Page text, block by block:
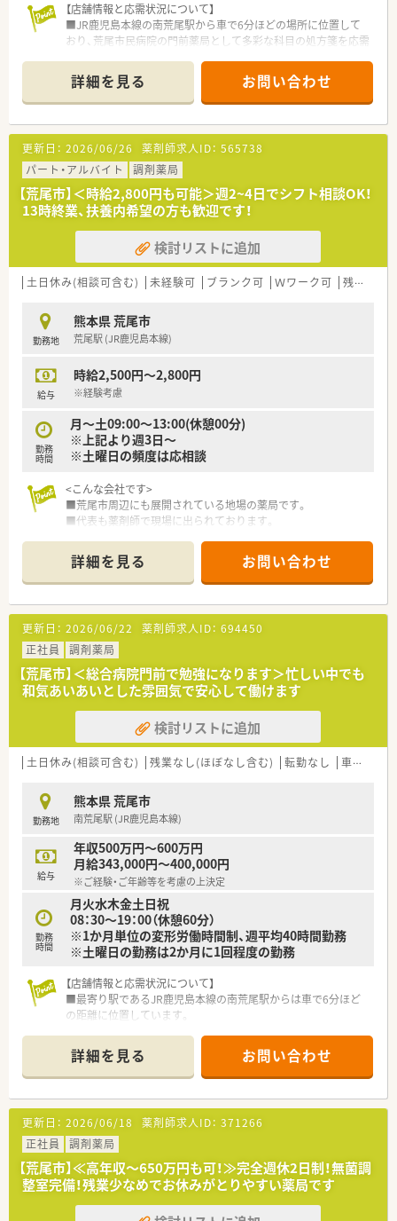
■新規オープン店舗の立ち上げに携わり、薬局運営の根幹を担っ
ていただきます。
■チームをまとめるリーダーシップを発揮し、薬局全体の質向上
に貢献していただきます。
強みです。
■全店舗のシフトと有給取得状況が公開され、社員全員が取得し
やすい雰囲気です。
■大手薬局グループの傘下であり、安定した経営基盤のもとで安
心して働けます。
【店舗情報と応需状況について】
■JR鹿児島本線の南荒尾駅から車で6分ほどの場所に位置して
おり、荒尾市民病院の門前薬局として多彩な科目の処方箋を応需
■1日あたりの処方箋枚数は120枚から150枚にのぼりますが、
常勤薬剤師5名から6名、事務10名の厚い人員体制を整えていま
す。
■内科や外科、透析から小児科、心療内科まで網羅しているた
め、総合病院門前ならではの幅広い知識を習得できる魅力的な環
境です。
【募集背景と求める人物像について】
■今回は欠員補充に伴う管理薬剤師候補の急募であり、これまで
の実務経験を活かして店舗運営を牽引してくださる方を切望し
ています。
■特に40代までの方で、将来的に店舗責任者として周囲のスタ
ッフと円滑な連携を図りながら、誠実に業務へ取り組める方を募
集します。
関わりたいと考える向上心の高い薬剤師の方を優先して採用い
たします。
■熊本県荒尾市にて4店舗を展開している、創業68年を数える歴
史と実績に裏打ちされた地域密着型の安定した調剤薬局グルー
■個人薬局ながら最新のオンライン服薬指導システムを導入し
ており、時代の変化に合わせた柔軟かつ積極的な経営姿勢が特徴
です。
ニーズにも対応できる技術力と設備を兼ね備えた信頼の厚い法
人です。
詳細を見る お問い合わせ
更新日： 2026/06/26 薬剤師求人ID： 565738
パート・アルバイト
調剤薬局
【荒尾市】＜時給2,800円も可能＞週2~4日でシフト相談OK！
13時終業、扶養内希望の方も歓迎です！
検討リストに追加
土日休み(相談可含む) 未経験可 ブランク可 Ｗワーク可 残業なし(ほぼなし含む)
勤務地
熊本県 荒尾市
荒尾駅 (JR鹿児島本線)
給与
時給2,500円～2,800円
※経験考慮
勤務
時間
月～土09:00～13:00(休憩00分)
※上記より週3日～
※土曜日の頻度は応相談
<こんな会社です>
■荒尾市周辺にも展開されている地場の薬局です。
■代表も薬剤師で現場に出られております。
詳細を見る お問い合わせ
更新日： 2026/06/22 薬剤師求人ID： 694450
正社員
調剤薬局
【荒尾市】＜総合病院門前で勉強になります＞忙しい中でも
和気あいあいとした雰囲気で安心して働けます
検討リストに追加
土日休み(相談可含む) 残業なし(ほぼなし含む) 転勤なし 車通勤可
勤務地
熊本県 荒尾市
南荒尾駅 (JR鹿児島本線)
給与
年収500万円～600万円
月給343,000円～400,000円
※ご経験・ご年齢等を考慮の上決定
勤務
時間
月火水木金土日祝
08：30～19：00（休憩60分）
※1か月単位の変形労働時間制、週平均40時間勤務
※土曜日の勤務は2か月に1回程度の勤務
【店舗情報と応需状況について】
■最寄り駅であるJR鹿児島本線の南荒尾駅からは車で6分ほど
の距離に位置しています。
箋を1日100～120枚応需します。
■薬剤師は常勤で5名から6名ほど在籍しており事務スタッフも
10名と手厚い人員体制です。
【募集背景と求める人物像について】
■現在の体制における欠員補充のため即戦力となる経験者を積
極的に歓迎しています。
■チームワークを重視しており周囲と円滑なコミュニケーショ
ンが取れる方を求めています。
■地域医療への貢献に意欲的であり患者様一人ひとりに寄り添
った対応ができる方を歓迎します。
詳細を見る お問い合わせ
更新日： 2026/06/18 薬剤師求人ID： 371266
正社員
調剤薬局
【荒尾市】≪高年収～650万円も可！≫完全週休2日制！無菌調
整室完備！残業少なめでお休みがとりやすい薬局です